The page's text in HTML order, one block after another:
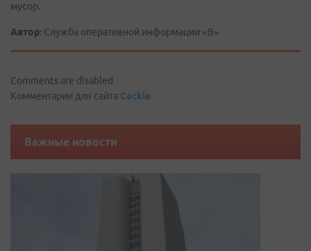
мусор.
Автор: Служба оперативной информации «В»
Comments are disabled
Комментарии для сайта Cackle
Важные новости